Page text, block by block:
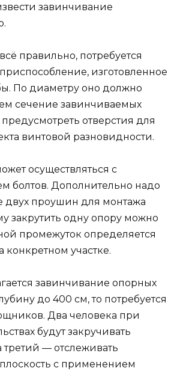
завинчивание
правильно, потребуется
изготовленное
По диаметру оно должно
сечение завинчиваемых
отверстия для
винтовой разновидности.
осуществляться с
болтов. Дополнительно надо
двух проушин для монтажа
закрутить одну опору можно
промежуток определяется
участке.
завинчивание опорных
до 400 см, то потребуется
Два человека при
будут закручивать
третий — отслеживать
с применением